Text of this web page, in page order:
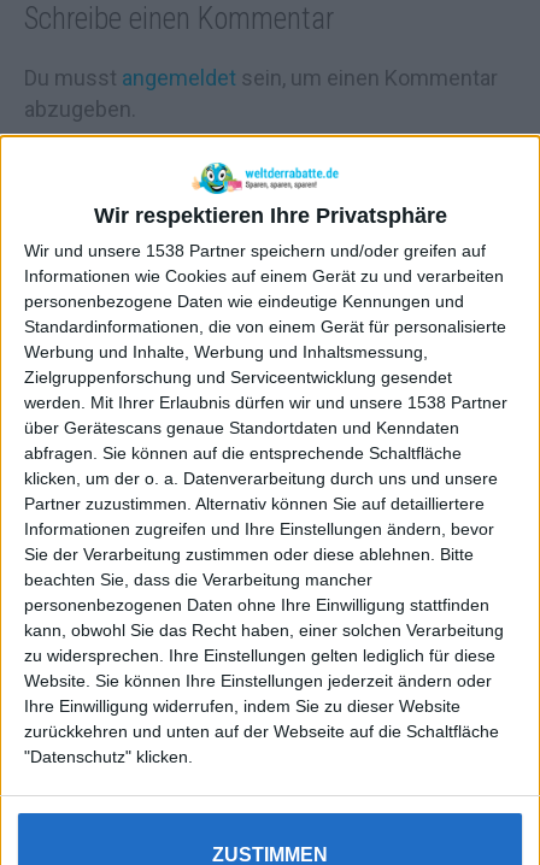
Wir respektieren Ihre Privatsphäre
Wir und unsere 1538 Partner speichern und/oder greifen auf
Informationen wie Cookies auf einem Gerät zu und verarbeiten
personenbezogene Daten wie eindeutige Kennungen und
Standardinformationen, die von einem Gerät für personalisierte
Werbung und Inhalte, Werbung und Inhaltsmessung,
Zielgruppenforschung und Serviceentwicklung gesendet
werden.
Mit Ihrer Erlaubnis dürfen wir und unsere 1538 Partner
über Gerätescans genaue Standortdaten und Kenndaten
abfragen. Sie können auf die entsprechende Schaltfläche
klicken, um der o. a. Datenverarbeitung durch uns und unsere
Partner zuzustimmen. Alternativ können Sie auf detailliertere
Informationen zugreifen und Ihre Einstellungen ändern, bevor
Sie der Verarbeitung zustimmen oder diese ablehnen.
Bitte
beachten Sie, dass die Verarbeitung mancher
personenbezogenen Daten ohne Ihre Einwilligung stattfinden
kann, obwohl Sie das Recht haben, einer solchen Verarbeitung
zu widersprechen. Ihre Einstellungen gelten lediglich für diese
Website. Sie können Ihre Einstellungen jederzeit ändern oder
Ihre Einwilligung widerrufen, indem Sie zu dieser Website
zurückkehren und unten auf der Webseite auf die Schaltfläche
"Datenschutz" klicken.
ZUSTIMMEN
Schreibe einen Kommentar
Du musst angemeldet sein, um einen Kommentar
abzugeben.
Deal eintragen
Beteilige dich an der Community und räume tollePrämienab!
 Heißeste Deals
Heute Woche Jahr
Wir nutzen Cookies, um Dir das bestmögliche Erlebnis zu